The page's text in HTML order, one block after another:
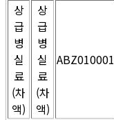
상
급
병
실
료
(차
액)
상
급
병
실
료
(차
액)
ABZ010001